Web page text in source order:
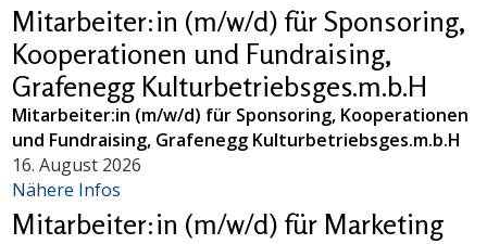
Mitarbeiter:in (m/w/d) für Sponsoring,
Kooperationen und Fundraising,
Grafenegg Kulturbetriebsges.m.b.H
Mitarbeiter:in (m/w/d) für Sponsoring, Kooperationen
und Fundraising, Grafenegg Kulturbetriebsges.m.b.H
16. August 2026
Nähere Infos
Mitarbeiter:in (m/w/d) für Marketing